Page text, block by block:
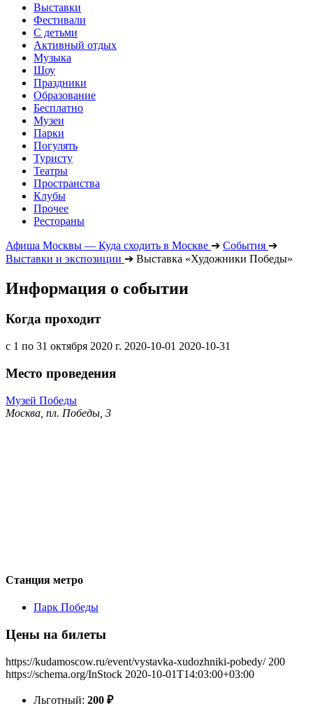
Выставки
Фестивали
С детьми
Активный отдых
Музыка
Шоу
Праздники
Образование
Бесплатно
Музеи
Парки
Погулять
Туристу
Театры
Пространства
Клубы
Прочее
Рестораны
Афиша Москвы — Куда сходить в Москве ➔ События ➔
Выставки и экспозиции ➔ Выставка «Художники Победы»
Информация о событии
Когда проходит
с 1 по 31 октября 2020 г. 2020-10-01 2020-10-31
Место проведения
Музей Победы
Москва, пл. Победы, 3
Станция метро
Парк Победы
Цены на билеты
https://kudamoscow.ru/event/vystavka-xudozhniki-pobedy/ 200
https://schema.org/InStock 2020-10-01T14:03:00+03:00
Льготный: 200 ₽